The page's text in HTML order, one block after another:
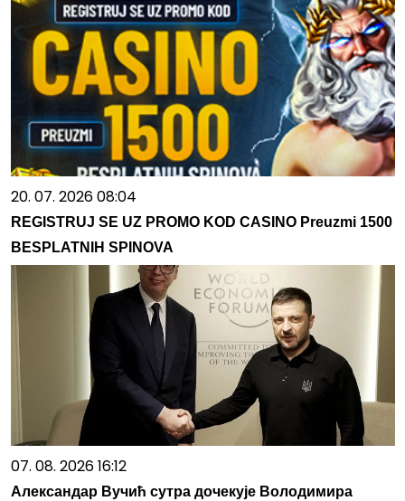
20. 07. 2026 08:04
REGISTRUJ SE UZ PROMO KOD CASINO Preuzmi 1500
BESPLATNIH SPINOVA
07. 08. 2026 16:12
Александар Вучић сутра дочекује Володимира